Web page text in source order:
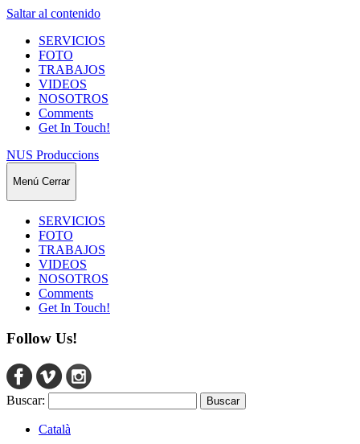
Saltar al contenido
SERVICIOS
FOTO
TRABAJOS
VIDEOS
NOSOTROS
Comments
Get In Touch!
NUS Produccions
Menú Cerrar
SERVICIOS
FOTO
TRABAJOS
VIDEOS
NOSOTROS
Comments
Get In Touch!
Follow Us!
Buscar:
Català